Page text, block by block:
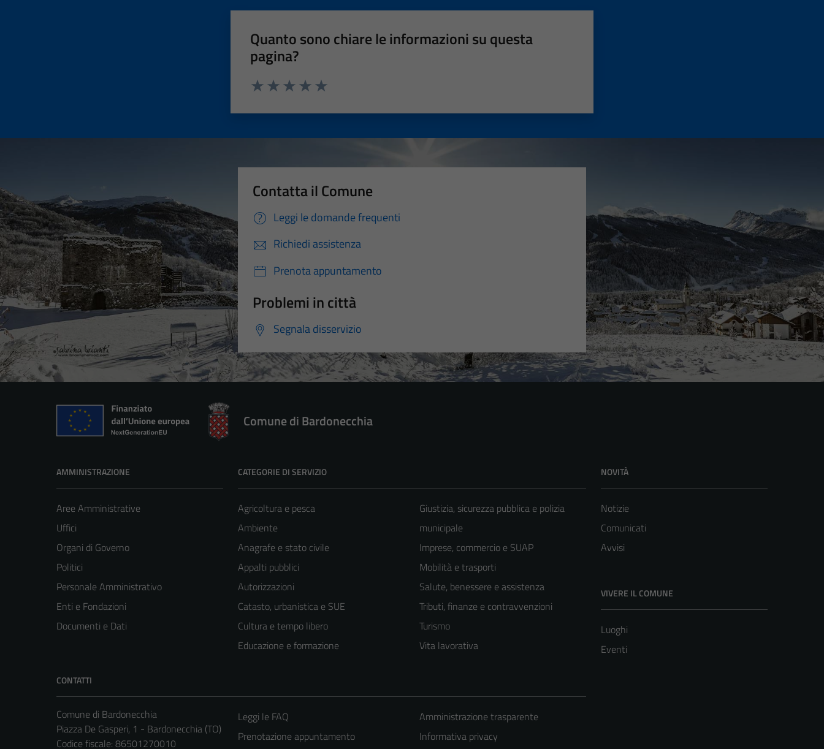
Quanto sono chiare le informazioni su questa
pagina?
Contatta il Comune
Leggi le domande frequenti
Richiedi assistenza
Prenota appuntamento
Problemi in città
Segnala disservizio
Comune di Bardonecchia
AMMINISTRAZIONE
Aree Amministrative
Uffici
Organi di Governo
Politici
Personale Amministrativo
Enti e Fondazioni
Documenti e Dati
CATEGORIE DI SERVIZIO
Agricoltura e pesca
Ambiente
Anagrafe e stato civile
Appalti pubblici
Autorizzazioni
Catasto, urbanistica e SUE
Cultura e tempo libero
Educazione e formazione
Giustizia, sicurezza pubblica e polizia
municipale
Imprese, commercio e SUAP
Mobilità e trasporti
Salute, benessere e assistenza
Tributi, finanze e contravvenzioni
Turismo
Vita lavorativa
NOVITÀ
Notizie
Comunicati
Avvisi
VIVERE IL COMUNE
Luoghi
Eventi
CONTATTI
Comune di Bardonecchia
Piazza De Gasperi, 1 - Bardonecchia (TO)
Codice fiscale: 86501270010
Leggi le FAQ
Prenotazione appuntamento
Amministrazione trasparente
Informativa privacy